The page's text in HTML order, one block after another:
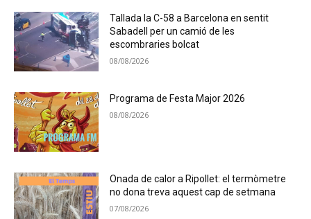
Tallada la C-58 a Barcelona en sentit
Sabadell per un camió de les
escombraries bolcat
08/08/2026
Programa de Festa Major 2026
08/08/2026
Onada de calor a Ripollet: el termòmetre
no dona treva aquest cap de setmana
07/08/2026